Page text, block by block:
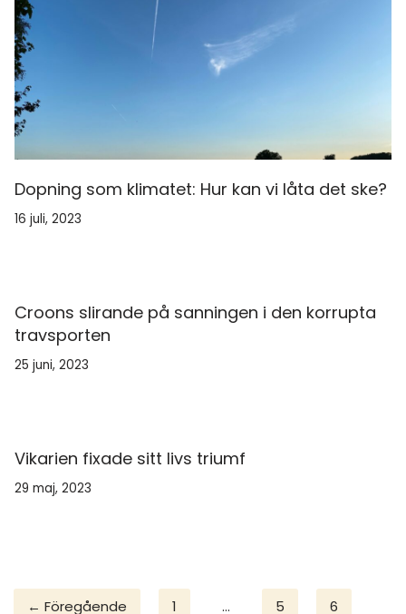
Dopning som klimatet: Hur kan vi låta det ske?
16 juli, 2023
Croons slirande på sanningen i den korrupta
travsporten
25 juni, 2023
Vikarien fixade sitt livs triumf
29 maj, 2023
← Föregående 1 … 5 6